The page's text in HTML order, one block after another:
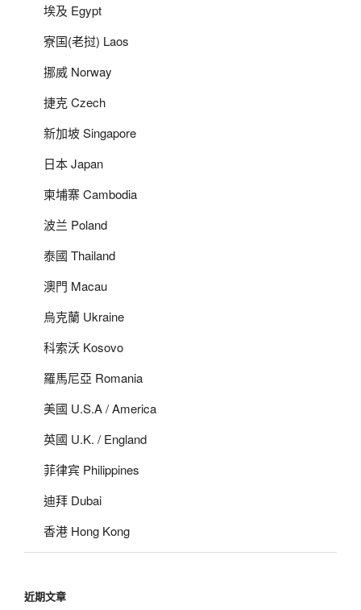
埃及 Egypt
寮国(老挝) Laos
挪威 Norway
捷克 Czech
新加坡 Singapore
日本 Japan
柬埔寨 Cambodia
波兰 Poland
泰國 Thailand
澳門 Macau
烏克蘭 Ukraine
科索沃 Kosovo
羅馬尼亞 Romania
美國 U.S.A / America
英國 U.K. / England
菲律宾 Philippines
迪拜 Dubai
香港 Hong Kong
近期文章